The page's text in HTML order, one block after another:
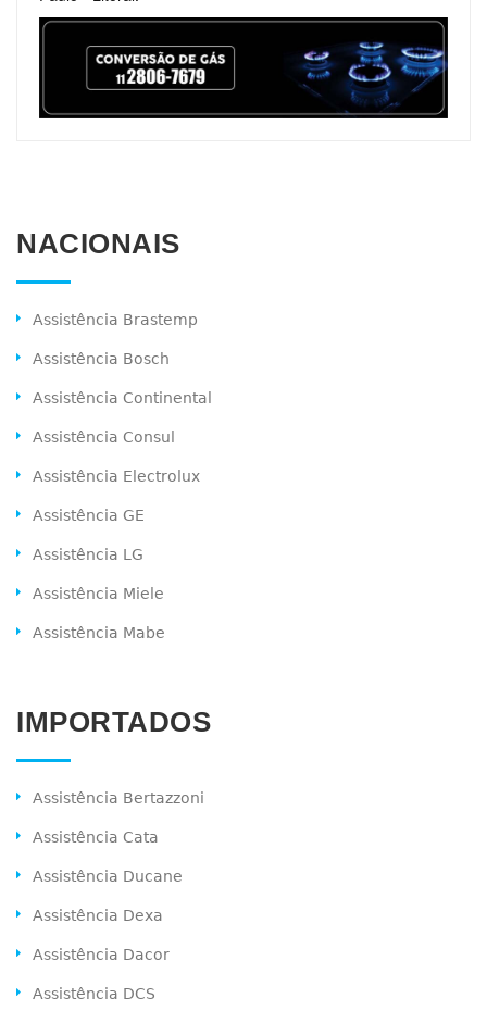
NACIONAIS
Assistência Brastemp
Assistência Bosch
Assistência Continental
Assistência Consul
Assistência Electrolux
Assistência GE
Assistência LG
Assistência Miele
Assistência Mabe
IMPORTADOS
Assistência Bertazzoni
Assistência Cata
Assistência Ducane
Assistência Dexa
Assistência Dacor
Assistência DCS